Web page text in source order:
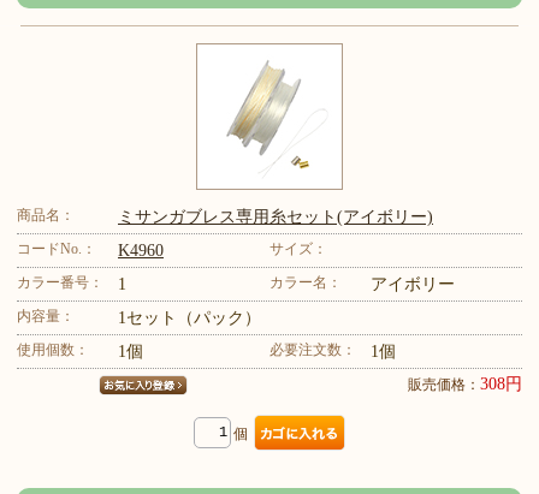
商品名： ミサンガブレス専用糸セット(アイボリー)
コードNo.： K4960
サイズ：
カラー番号：
1 カラー名： アイボリー
内容量： 1セット（パック）
使用個数： 1個 必要注文数： 1個
販売価格： 308円
個